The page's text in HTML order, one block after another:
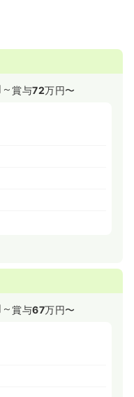
賞与72万円〜
賞与67万円〜